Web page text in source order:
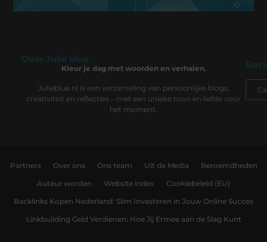
Over Julie blue
Kleur je dag met woorden en verhalen.
Julieblue.nl is een verzameling van persoonlijke blogs,
creativiteit en reflecties – met een unieke toon en liefde voor
het moment.
Partners Over ons Ons team Uit de Media Beroemdheden
Auteur worden Website index Cookiebeleid (EU)
Backlinks Kopen Nederland: Slim Investeren in Jouw Online Succes
Linkbuilding Geld Verdienen: Hoe Jij Ermee aan de Slag Kunt